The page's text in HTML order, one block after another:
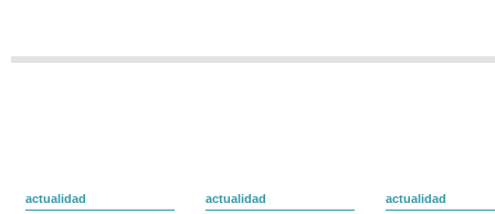
actualidad
actualidad
actualidad